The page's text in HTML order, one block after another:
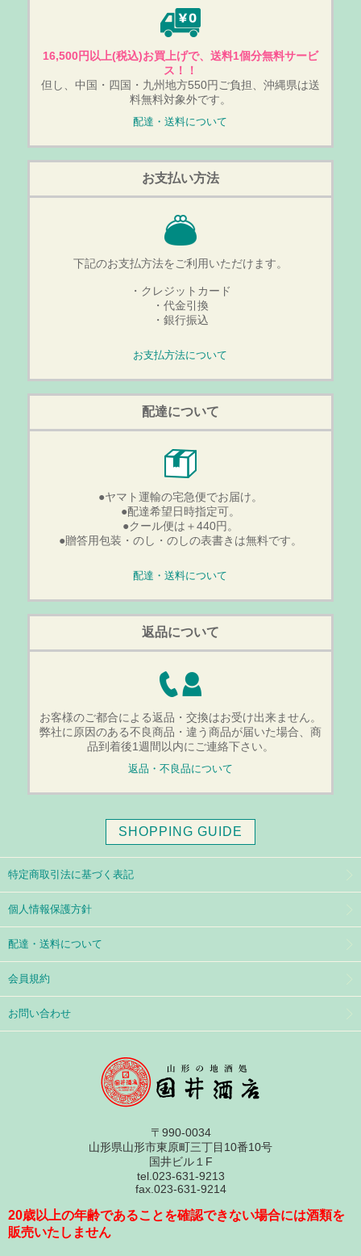
16,500円以上(税込)お買上げで、送料1個分無料サービ
ス！！
但し、中国・四国・九州地方550円ご負担、沖縄県は送
料無料対象外です。
配達・送料について
お支払い方法
下記のお支払方法をご利用いただけます。
・クレジットカード
・代金引換
・銀行振込
お支払方法について
配達について
●ヤマト運輸の宅急便でお届け。
●配達希望日時指定可。
●クール便は＋440円。
●贈答用包装・のし・のしの表書きは無料です。
配達・送料について
返品について
お客様のご都合による返品・交換はお受け出来ません。
弊社に原因のある不良商品・違う商品が届いた場合、商
品到着後1週間以内にご連絡下さい。
返品・不良品について
SHOPPING GUIDE
特定商取引法に基づく表記
個人情報保護方針
配達・送料について
会員規約
お問い合わせ
〒990-0034
山形県山形市東原町三丁目10番10号
国井ビル１F
tel.023-631-9213
fax.023-631-9214
20歳以上の年齢であることを確認できない場合には酒類を
販売いたしません